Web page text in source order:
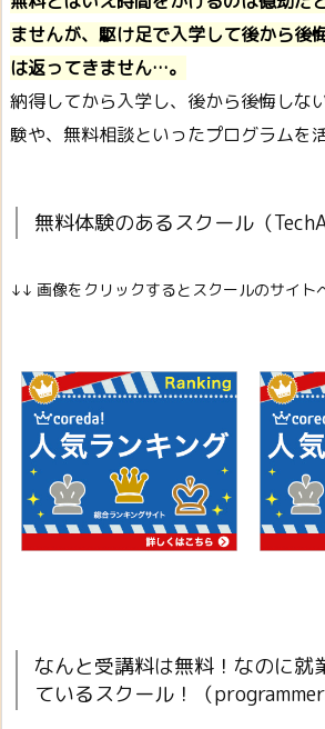
ませんが、駆け足で入学して後から後
は返ってきません…。
納得してから入学し、後から後悔しな
験や、無料相談といったプログラムを
無料体験のあるスクール（
↓↓ 画像をクリックするとスクールのサイト
なんと受講料は無料！なのに就
ているスクール！（programmer